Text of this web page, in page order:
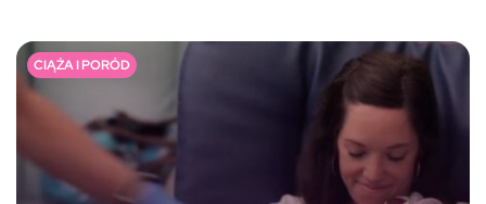
CIĄŻA I PORÓD